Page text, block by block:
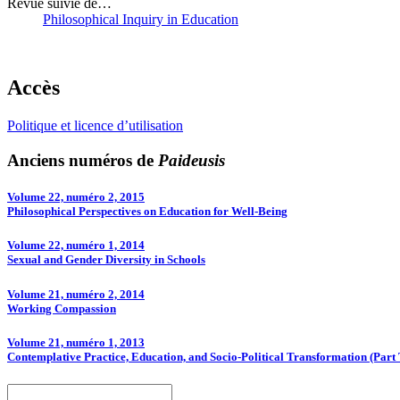
Revue suivie de…
Philosophical Inquiry in Education
Accès
Politique et licence d’utilisation
Anciens numéros de Paideusis
Volume 22, numéro 2, 2015
Philosophical Perspectives on Education for Well-­Being
Volume 22, numéro 1, 2014
Sexual and Gender Diversity in Schools
Volume 21, numéro 2, 2014
Working Compassion
Volume 21, numéro 1, 2013
Contemplative Practice, Education, and Socio-Political Transformation (Part